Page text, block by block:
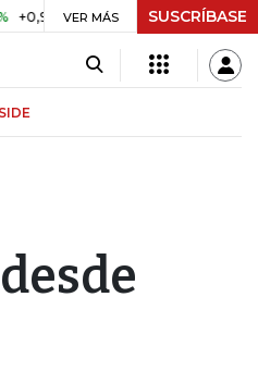
UVR $ 416,96 +$ 0,05
VER MÁS SUSCRÍBASE